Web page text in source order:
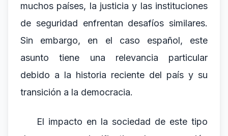
muchos países, la justicia y las instituciones
de seguridad enfrentan desafíos similares.
Sin embargo, en el caso español, este
asunto tiene una relevancia particular
debido a la historia reciente del país y su
transición a la democracia.
El impacto en la sociedad de este tipo